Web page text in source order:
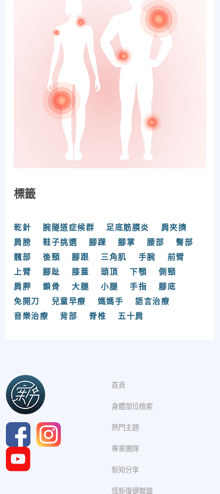
標籤
乾針 腕隧道症候群 足底筋膜炎
肩夾擠
肩膀
鞋子挑選 腳踝 腳掌 腰部
臀部
髖部
後頸 腳跟 三角肌 手腕
前臂
上臂
腳趾 膝蓋 頭頂 下顎
側頸
肩胛
鎖骨 大腿 小腿 手指
腳底
免開刀
兒童早療 媽媽手
語言治療
音樂治療
背部 脊椎 五十肩
首頁
身體部位檢索
熱門主題
專業團隊
新知分享
恆新復健聯盟